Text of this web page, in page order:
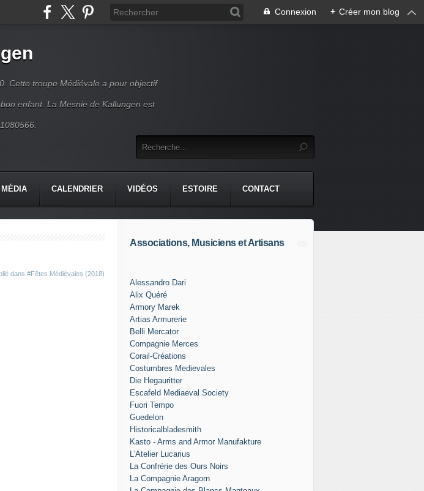
Connexion + Créer mon blog
Cette troupe Médiévale a pour objectif
enfant. La Mesnie de Kallungen est
MÉDIA CALENDRIER VIDÉOS ESTOIRE CONTACT
dans #Fêtes Médiévales (2018)
Associations, Musiciens et Artisans
Alessandro Dari
Alix Quéré
Armory Marek
Artias Armurerie
Belli Mercator
Compagnie Merces
Corail-Créations
Costumbres Medievales
Die Hegauritter
Escafeld Mediaeval Society
Fuori Tempo
Guedelon
Historicalbladesmith
Kasto - Arms and Armor Manufakture
L'Atelier Lucarius
La Confrérie des Ours Noirs
La Compagnie Aragorn